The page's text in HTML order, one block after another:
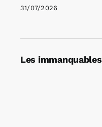
31/07/2026
Les immanquables